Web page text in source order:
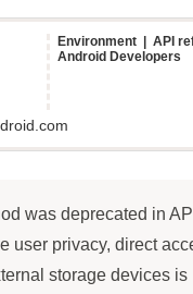
Environment | API
Android Developers
was deprecated in
user privacy, direct
storage devices is